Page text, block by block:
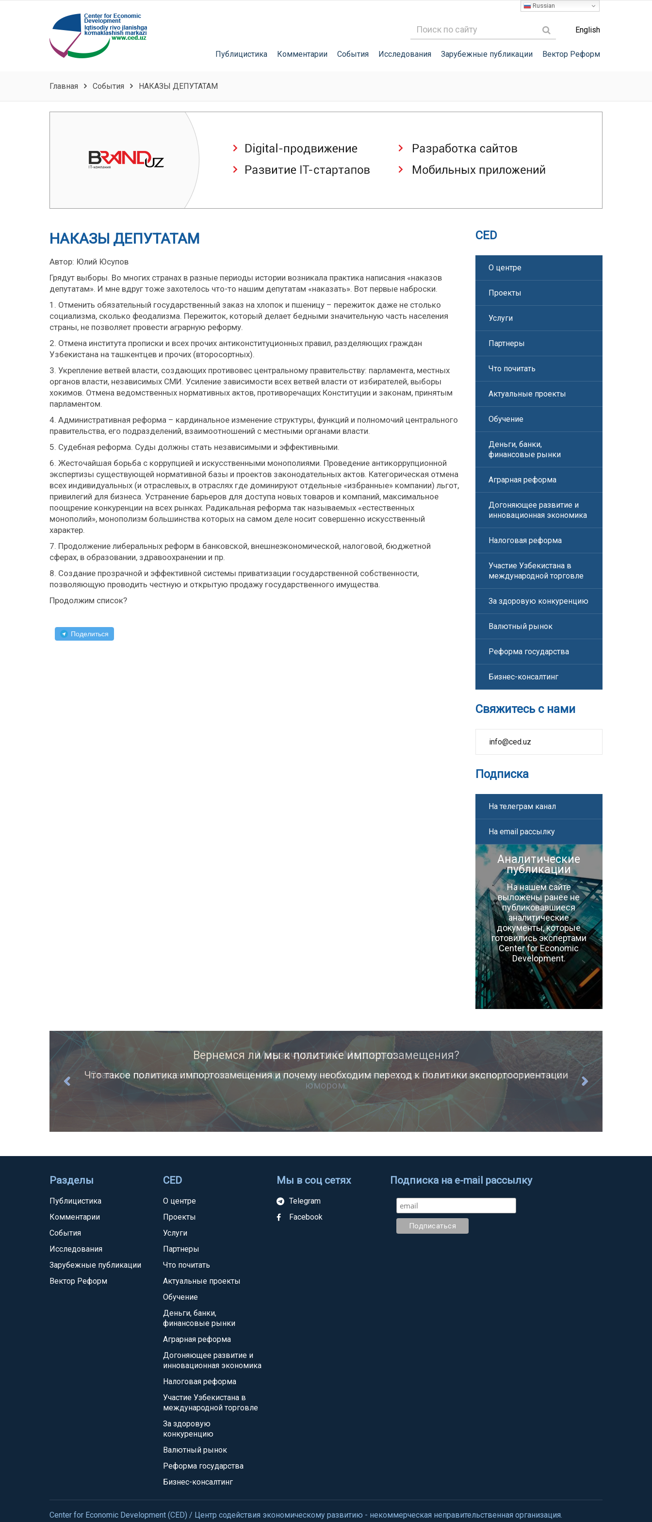
English
Публицистика Комментарии События Исследования Зарубежные публикации Вектор Реформ
Главная События НАКАЗЫ ДЕПУТАТАМ
НАКАЗЫ ДЕПУТАТАМ
Автор: Юлий Юсупов
Грядут выборы. Во многих странах в разные периоды истории возникала практика написания «наказов
депутатам». И мне вдруг тоже захотелось что-то нашим депутатам «наказать». Вот первые наброски.
1. Отменить обязательный государственный заказ на хлопок и пшеницу – пережиток даже не столько
социализма, сколько феодализма. Пережиток, который делает бедными значительную часть населения
страны, не позволяет провести аграрную реформу.
2. Отмена института прописки и всех прочих антиконституционных правил, разделяющих граждан
Узбекистана на ташкентцев и прочих (второсортных).
3. Укрепление ветвей власти, создающих противовес центральному правительству: парламента, местных
органов власти, независимых СМИ. Усиление зависимости всех ветвей власти от избирателей, выборы
хокимов. Отмена ведомственных нормативных актов, противоречащих Конституции и законам, принятым
парламентом.
4. Административная реформа – кардинальное изменение структуры, функций и полномочий центрального
правительства, его подразделений, взаимоотношений с местными органами власти.
5. Судебная реформа. Суды должны стать независимыми и эффективными.
6. Жесточайшая борьба с коррупцией и искусственными монополиями. Проведение антикоррупционной
экспертизы существующей нормативной базы и проектов законодательных актов. Категорическая отмена
всех индивидуальных (и отраслевых, в отраслях где доминируют отдельные «избранные» компании) льгот,
привилегий для бизнеса. Устранение барьеров для доступа новых товаров и компаний, максимальное
поощрение конкуренции на всех рынках. Радикальная реформа так называемых «естественных
монополий», монополизм большинства которых на самом деле носит совершенно искусственный
характер.
7. Продолжение либеральных реформ в банковской, внешнеэкономической, налоговой, бюджетной
сферах, в образовании, здравоохранении и пр.
8. Создание прозрачной и эффективной системы приватизации государственной собственности,
позволяющую проводить честную и открытую продажу государственного имущества.
Продолжим список?
Поделиться
CED
О центре
Проекты
Услуги
Партнеры
Что почитать
Актуальные проекты
Обучение
Деньги, банки,
финансовые рынки
Аграрная реформа
Догоняющее развитие и
инновационная экономика
Налоговая реформа
Участие Узбекистана в
международной торговле
За здоровую конкуренцию
Валютный рынок
Реформа государства
Бизнес-консалтинг
Свяжитесь с нами
info@ced.uz
Подписка
На телеграм канал
На email рассылку
Аналитические
публикации
На нашем сайте
выложены ранее не
публиковавшиеся
аналитические
документы, которые
готовились экспертами
Center for Economic
Development.
Мирзачульский Мерседес
Статья о преимуществах участия в международном разделении труда. Очень наглядно, доступно и с
юмором.
Разделы
Публицистика
Комментарии
События
Исследования
Зарубежные публикации
Вектор Реформ
CED
О центре
Проекты
Услуги
Партнеры
Что почитать
Актуальные проекты
Обучение
Деньги, банки,
финансовые рынки
Аграрная реформа
Догоняющее развитие и
инновационная экономика
Налоговая реформа
Участие Узбекистана в
международной торговле
За здоровую
конкуренцию
Валютный рынок
Реформа государства
Бизнес-консалтинг
Мы в соц сетях
Telegram
Facebook
Подписка на e-mail рассылку
Center for Economic Development (CED) / Центр содействия экономическому развитию - некоммерческая неправительственная организация.
Russian